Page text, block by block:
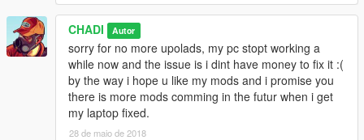
CHADI Autor
sorry for no more upolads, my pc stopt working a
while now and the issue is i dint have money to fix it :(
by the way i hope u like my mods and i promise you
there is more mods comming in the futur when i get
my laptop fixed.
28 de maio de 2018